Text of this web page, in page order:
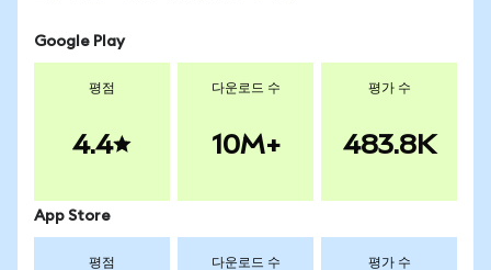
Google Play
평점
4.4
다운로드 수
10M+
평가 수
483.8K
App Store
평점 다운로드 수 평가 수